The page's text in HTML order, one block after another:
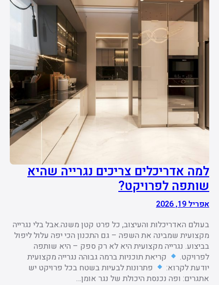
למה אדריכלים צריכים נגרייה שהיא
שותפה לפרויקט?
אפריל 19, 2026
בעולם האדריכלות והעיצוב, כל פרט קטן משנה.אבל בלי נגרייה
מקצועית שמבינה את השפה – גם התכנון הכי יפה עלול ליפול
בביצוע. נגרייה מקצועית היא לא רק ספק – היא שותפה
לפרויקט.
קריאת תוכניות ברמה גבוהה נגרייה מקצועית
יודעת לקרוא:
פתרונות לבעיות בשטח בכל פרויקט יש
אתגרים: ופה נכנסת היכולת של נגר אומן…